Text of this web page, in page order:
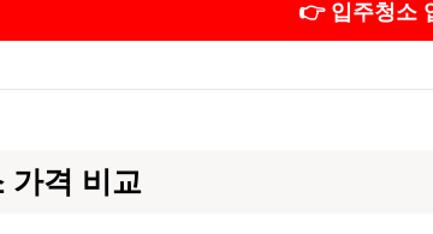
👉 입주청소
가격 비교